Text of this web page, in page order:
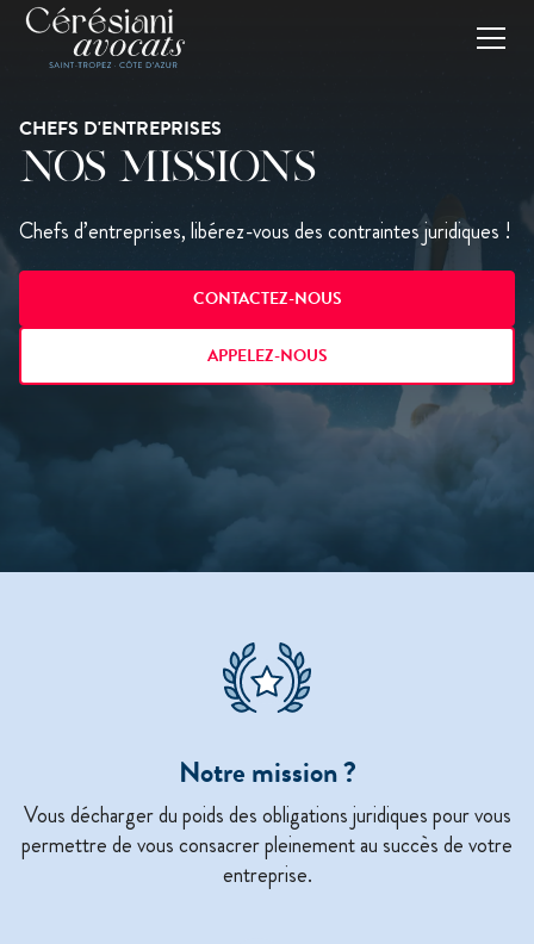
CHEFS D'ENTREPRISES
NOS MISSIONS
Chefs d’entreprises, libérez-vous des contraintes juridiques !
CONTACTEZ-NOUS
APPELEZ-NOUS
Notre mission ?
Vous décharger du poids des obligations juridiques pour vous
permettre de vous consacrer pleinement au succès de votre
entreprise.